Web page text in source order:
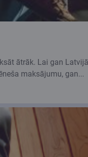
ātrāk. Lai gan
maksājumu, gan...